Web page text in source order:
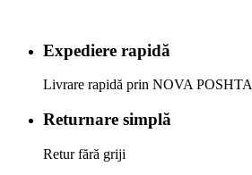
Expediere rapidă
Livrare rapidă prin NOVA POSHTA
Returnare simplă
Retur fără griji